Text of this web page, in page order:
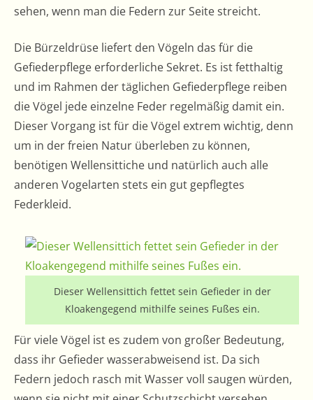
sehen, wenn man die Federn zur Seite streicht.
Die Bürzeldrüse liefert den Vögeln das für die
Gefiederpflege erforderliche Sekret. Es ist fetthaltig
und im Rahmen der täglichen Gefiederpflege reiben
die Vögel jede einzelne Feder regelmäßig damit ein.
Dieser Vorgang ist für die Vögel extrem wichtig, denn
um in der freien Natur überleben zu können,
benötigen Wellensittiche und natürlich auch alle
anderen Vogelarten stets ein gut gepflegtes
Federkleid.
Dieser Wellensittich fettet sein Gefieder in der
Kloakengegend mithilfe seines Fußes ein.
Für viele Vögel ist es zudem von großer Bedeutung,
dass ihr Gefieder wasserabweisend ist. Da sich
Federn jedoch rasch mit Wasser voll saugen würden,